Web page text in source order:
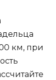
км, при